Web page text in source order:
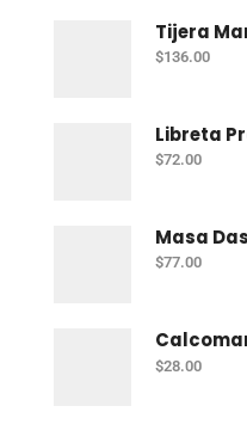
$136.00
$72.00
Masa
$77.00
$28.00